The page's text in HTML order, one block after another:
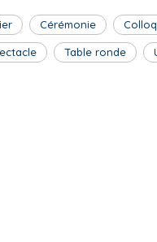
Cérémonie
Table ronde